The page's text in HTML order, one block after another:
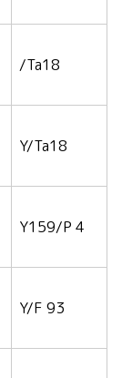
/Ta18
Y/Ta18
Y159/P 4
Y/F 93